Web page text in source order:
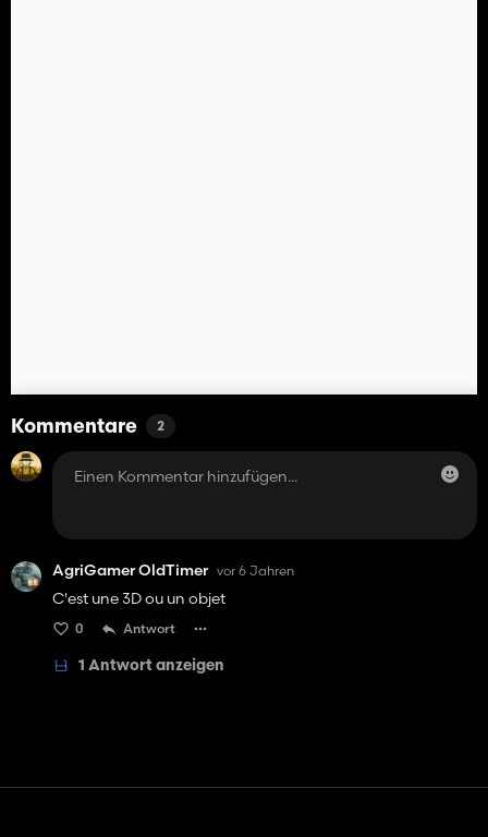
Kommentare 2
AgriGamer OldTimer vor 6 Jahren
C'est une 3D ou un objet
0 Antwort
1 Antwort anzeigen